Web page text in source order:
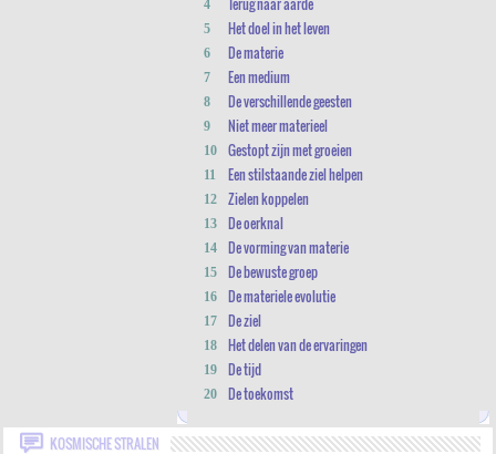
4 Terug naar aarde
5 Het doel in het leven
6 De materie
7 Een medium
8 De verschillende geesten
9 Niet meer materieel
10 Gestopt zijn met groeien
11 Een stilstaande ziel helpen
12 Zielen koppelen
13 De oerknal
14 De vorming van materie
15 De bewuste groep
16 De materiele evolutie
17 De ziel
18 Het delen van de ervaringen
19 De tijd
20 De toekomst
KOSMISCHE STRALEN